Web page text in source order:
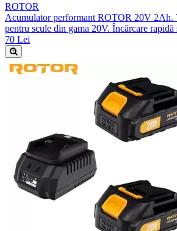
ROTOR
Acumulator performant ROTOR 20V 2Ah.
pentru scule din gama 20V. Încărcare
70 Lei